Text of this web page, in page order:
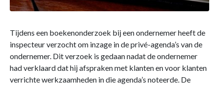
Tijdens een boekenonderzoek bij een ondernemer heeft de
inspecteur verzocht om inzage in de privé-agenda’s van de
ondernemer. Dit verzoek is gedaan nadat de ondernemer
had verklaard dat hij afspraken met klanten en voor klanten
verrichte werkzaamheden in die agenda’s noteerde. De